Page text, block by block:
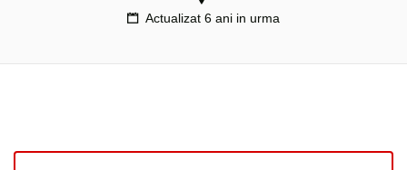
Actualizat 6 ani in urma